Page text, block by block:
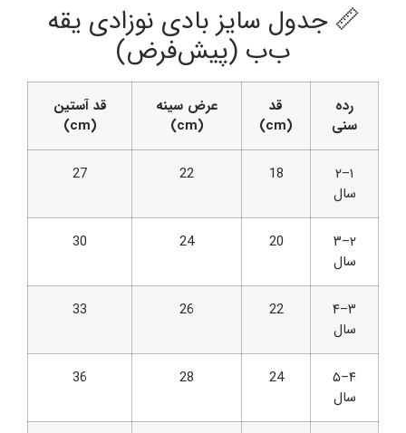
📏 جدول سایز بادی نوزادی یقه
ب‌ب (پیش‌فرض)
رده
سنی
قد
(cm)
عرض سینه
(cm)
قد آستین
(cm)
۱–۲
سال
18
22
27
۲–۳
سال
20
24
30
۳–۴
سال
22
26
33
۴–۵
سال
24
28
36